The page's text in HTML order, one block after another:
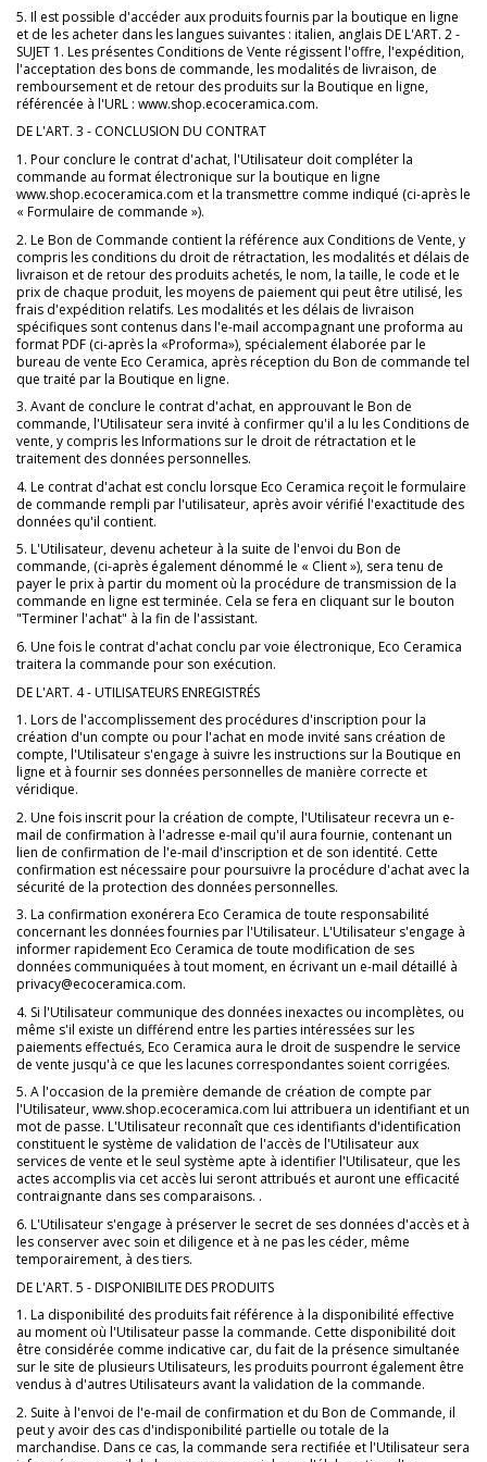
5. Il est possible d'accéder aux produits fournis par la boutique en ligne
et de les acheter dans les langues suivantes : italien, anglais DE L'ART. 2 -
SUJET 1. Les présentes Conditions de Vente régissent l'offre, l'expédition,
l'acceptation des bons de commande, les modalités de livraison, de
remboursement et de retour des produits sur la Boutique en ligne,
référencée à l'URL : www.shop.ecoceramica.com.
DE L'ART. 3 - CONCLUSION DU CONTRAT
1. Pour conclure le contrat d'achat, l'Utilisateur doit compléter la
commande au format électronique sur la boutique en ligne
www.shop.ecoceramica.com et la transmettre comme indiqué (ci-après le
« Formulaire de commande »).
2. Le Bon de Commande contient la référence aux Conditions de Vente, y
compris les conditions du droit de rétractation, les modalités et délais de
livraison et de retour des produits achetés, le nom, la taille, le code et le
prix de chaque produit, les moyens de paiement qui peut être utilisé, les
frais d'expédition relatifs. Les modalités et les délais de livraison
spécifiques sont contenus dans l'e-mail accompagnant une proforma au
format PDF (ci-après la «Proforma»), spécialement élaborée par le
bureau de vente Eco Ceramica, après réception du Bon de commande tel
que traité par la Boutique en ligne.
3. Avant de conclure le contrat d'achat, en approuvant le Bon de
commande, l'Utilisateur sera invité à confirmer qu'il a lu les Conditions de
vente, y compris les Informations sur le droit de rétractation et le
traitement des données personnelles.
4. Le contrat d'achat est conclu lorsque Eco Ceramica reçoit le formulaire
de commande rempli par l'utilisateur, après avoir vérifié l'exactitude des
données qu'il contient.
5. L'Utilisateur, devenu acheteur à la suite de l'envoi du Bon de
commande, (ci-après également dénommé le « Client »), sera tenu de
payer le prix à partir du moment où la procédure de transmission de la
commande en ligne est terminée. Cela se fera en cliquant sur le bouton
"Terminer l'achat" à la fin de l'assistant.
6. Une fois le contrat d'achat conclu par voie électronique, Eco Ceramica
traitera la commande pour son exécution.
DE L'ART. 4 - UTILISATEURS ENREGISTRÉS
1. Lors de l'accomplissement des procédures d'inscription pour la
création d'un compte ou pour l'achat en mode invité sans création de
compte, l'Utilisateur s'engage à suivre les instructions sur la Boutique en
ligne et à fournir ses données personnelles de manière correcte et
véridique.
2. Une fois inscrit pour la création de compte, l'Utilisateur recevra un e-
mail de confirmation à l'adresse e-mail qu'il aura fournie, contenant un
lien de confirmation de l'e-mail d'inscription et de son identité. Cette
confirmation est nécessaire pour poursuivre la procédure d'achat avec la
sécurité de la protection des données personnelles.
3. La confirmation exonérera Eco Ceramica de toute responsabilité
concernant les données fournies par l'Utilisateur. L'Utilisateur s'engage à
informer rapidement Eco Ceramica de toute modification de ses
données communiquées à tout moment, en écrivant un e-mail détaillé à
privacy@ecoceramica.com.
4. Si l'Utilisateur communique des données inexactes ou incomplètes, ou
même s'il existe un différend entre les parties intéressées sur les
paiements effectués, Eco Ceramica aura le droit de suspendre le service
de vente jusqu'à ce que les lacunes correspondantes soient corrigées.
5. A l'occasion de la première demande de création de compte par
l'Utilisateur, www.shop.ecoceramica.com lui attribuera un identifiant et un
mot de passe. L'Utilisateur reconnaît que ces identifiants d'identification
constituent le système de validation de l'accès de l'Utilisateur aux
services de vente et le seul système apte à identifier l'Utilisateur, que les
actes accomplis via cet accès lui seront attribués et auront une efficacité
contraignante dans ses comparaisons. .
6. L'Utilisateur s'engage à préserver le secret de ses données d'accès et à
les conserver avec soin et diligence et à ne pas les céder, même
temporairement, à des tiers.
DE L'ART. 5 - DISPONIBILITE DES PRODUITS
1. La disponibilité des produits fait référence à la disponibilité effective
au moment où l'Utilisateur passe la commande. Cette disponibilité doit
être considérée comme indicative car, du fait de la présence simultanée
sur le site de plusieurs Utilisateurs, les produits pourront également être
vendus à d'autres Utilisateurs avant la validation de la commande.
2. Suite à l'envoi de l'e-mail de confirmation et du Bon de Commande, il
peut y avoir des cas d'indisponibilité partielle ou totale de la
marchandise. Dans ce cas, la commande sera rectifiée et l'Utilisateur sera